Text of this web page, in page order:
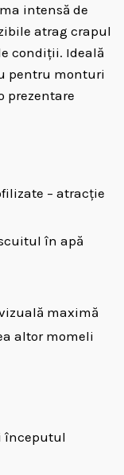
intensă de
atrag crapul
condiții. Ideală
pentru monturi
prezentare
– atracție
în apă
maximă
altor momeli
începutul